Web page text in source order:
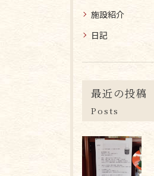
施設紹介
日記
最近の投稿
Posts